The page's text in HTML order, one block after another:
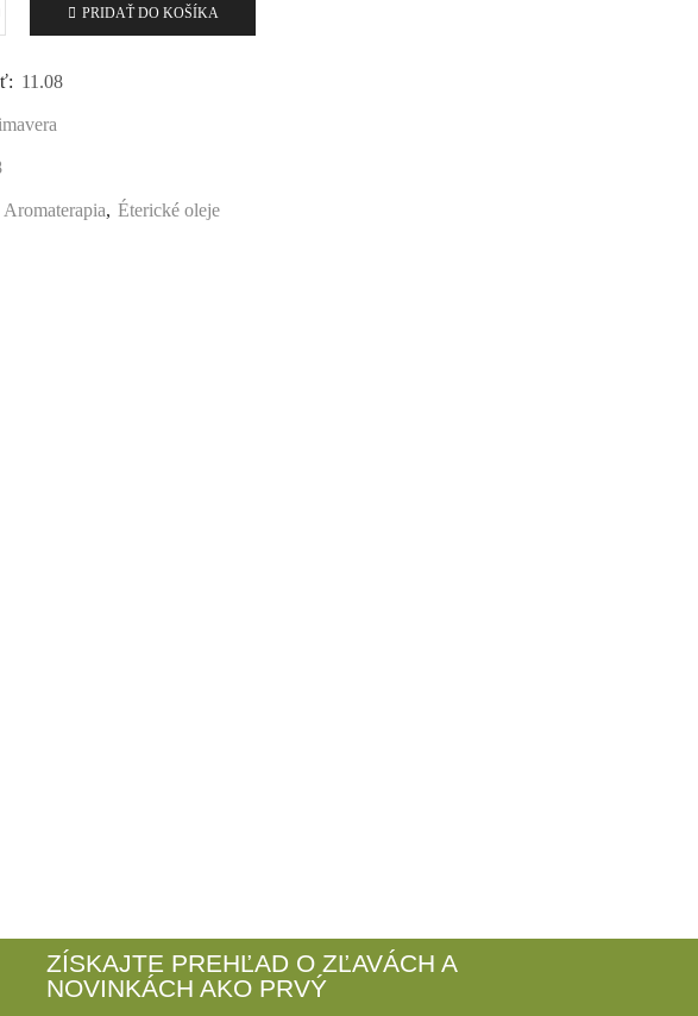
PRIDAŤ DO KOŠÍKA
11.08
Aromaterapia, Éterické oleje
ZÍSKAJTE PREHĽAD O ZĽAVÁCH A
NOVINKÁCH AKO PRVÝ